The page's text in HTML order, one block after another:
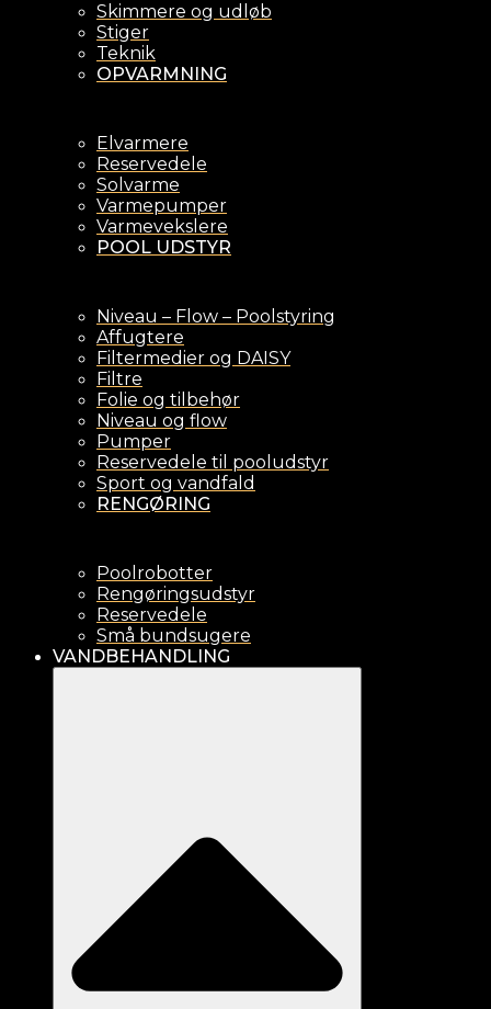
Skimmere og udløb
Stiger
Teknik
OPVARMNING
Elvarmere
Reservedele
Solvarme
Varmepumper
Varmevekslere
POOL UDSTYR
Niveau – Flow – Poolstyring
Affugtere
Filtermedier og DAISY
Filtre
Folie og tilbehør
Niveau og flow
Pumper
Reservedele til pooludstyr
Sport og vandfald
RENGØRING
Poolrobotter
Rengøringsudstyr
Reservedele
Små bundsugere
VANDBEHANDLING